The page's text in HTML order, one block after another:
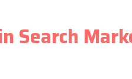
Search